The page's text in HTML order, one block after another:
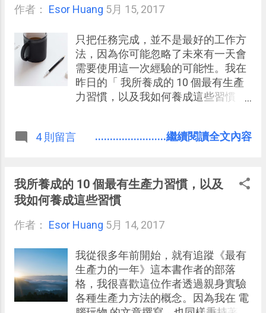
之久後，前陣子（2017年5月）「 To
了 Android 與 iOS 繁體中文版遊戲
App ！ 之前在電腦上雖然有把「 To
the Moon （去月球）」列入願望清
單，但是坐在電腦桌前玩遊戲現在對
我來說愈來愈難空出時間，所以遲遲
出，想說這是一個難得機會，手機版
個小時，以手機遊玩來說也相對輕鬆
無壓力，於是便立刻購買了「 To the
Moon （去月球）」多年後的手機重
製版。
作者： Esor Huang 5月 15, 2017
只把任務完成，並不是最好的工作方
法，因為你可能忽略了未來有一天會
需要使用這一次經驗的可能性。我在
昨日的「 我所養成的 10 個最有生產
力習慣，以及我如何養成這些習慣 」
來信問我說這是什麼意思？有沒有更
賣場裡擺出很多品牌的義大利麵，平
常很喜歡煮各種口味義大利麵的我，
就提議再買幾包。那時當下看著有許
買哪個牌子好呢？ 於是出現了兩個情
況，我看著一款藍色 D 牌的義大利細
麵，疑惑著之前買的時候他的麵條有
這麼細嗎？我們是不是買過他的粗一
點的麵條比較好吃呢？於是決定先跳
4 則留言 ........................繼續閱讀全文內容
我所養成的 10 個最有生產力習慣，以及
我如何養成這些習慣
作者： Esor Huang 5月 14, 2017
我從很多年前開始，就有追蹤《最有
生產力的一年》這本書作者的部落
格，我很喜歡這位作者透過親身實驗
各種生產力方法的概念。因為我在 電